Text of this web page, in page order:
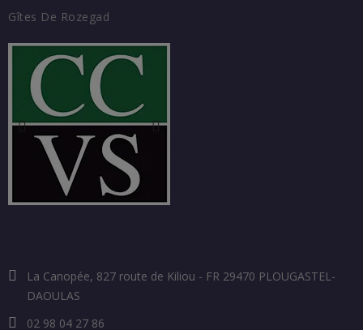
Gîtes De Rozegad
La Canopée, 827 route de Kiliou - FR 29470 PLOUGASTEL-
DAOULAS
02 98 04 27 86